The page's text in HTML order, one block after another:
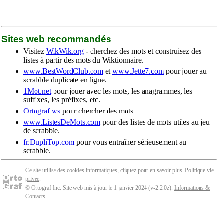
Sites web recommandés
Visitez WikWik.org - cherchez des mots et construisez des
listes à partir des mots du Wiktionnaire.
www.BestWordClub.com et www.Jette7.com pour jouer au
scrabble duplicate en ligne.
1Mot.net pour jouer avec les mots, les anagrammes, les
suffixes, les préfixes, etc.
Ortograf.ws pour chercher des mots.
www.ListesDeMots.com pour des listes de mots utiles au jeu
de scrabble.
fr.DupliTop.com pour vous entraîner sérieusement au
scrabble.
Ce site utilise des cookies informatiques, cliquez pour en savoir plus. Politique vie
privée.
© Ortograf Inc. Site web mis à jour le 1 janvier 2024 (v-2.2.0z). Informations &
Contacts.